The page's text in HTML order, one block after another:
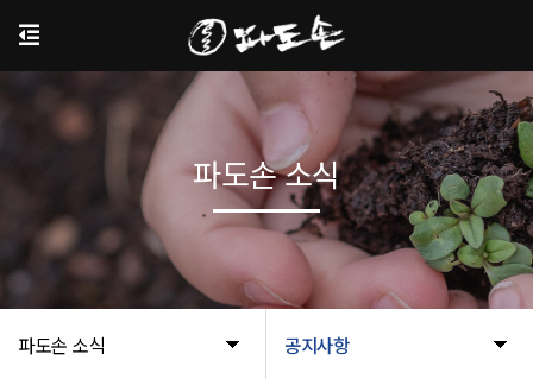
파도손 소식 공지사항
파도손 소식